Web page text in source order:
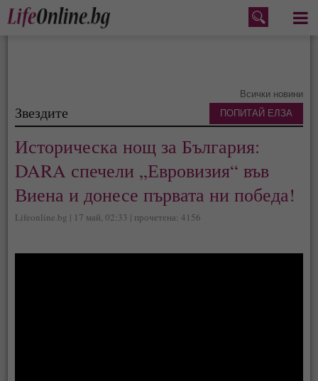
Меню
Всички новини
Звездите
Историческа нощ за България:
DARA спечели „Евровизия“ във
Виена и донесе първата ни победа!
Lifeonline.bg | 17 май, 02:33 | прочетена: 4156
ПОПИТАЙ ЕЛЗА